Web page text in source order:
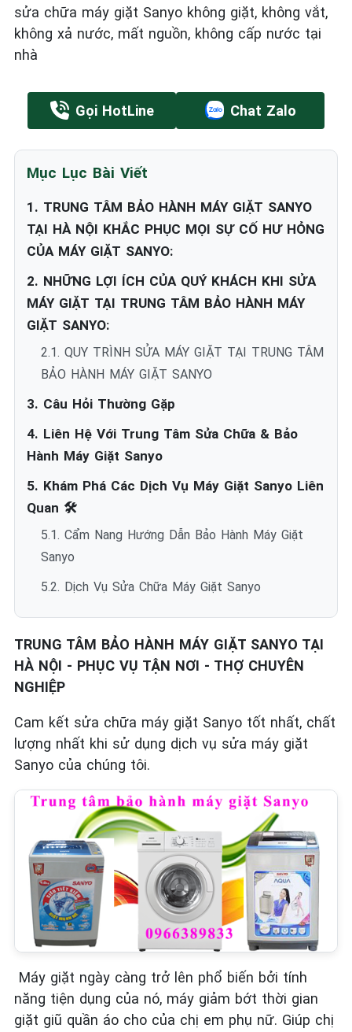
sửa chữa máy giặt Sanyo không giặt, không vắt,
không xả nước, mất nguồn, không cấp nước tại
nhà
Gọi HotLine Chat Zalo
Mục Lục Bài Viết
1. TRUNG TÂM BẢO HÀNH MÁY GIẶT SANYO
TẠI HÀ NỘI KHẮC PHỤC MỌI SỰ CỐ HƯ HỎNG
CỦA MÁY GIẶT SANYO:
2. NHỮNG LỢI ÍCH CỦA QUÝ KHÁCH KHI SỬA
MÁY GIẶT TẠI TRUNG TÂM BẢO HÀNH MÁY
GIẶT SANYO:
2.1. QUY TRÌNH SỬA MÁY GIẶT TẠI TRUNG TÂM
BẢO HÀNH MÁY GIẶT SANYO
3. Câu Hỏi Thường Gặp
4. Liên Hệ Với Trung Tâm Sửa Chữa & Bảo
Hành Máy Giặt Sanyo
5. Khám Phá Các Dịch Vụ Máy Giặt Sanyo Liên
Quan 🛠️
5.1. Cẩm Nang Hướng Dẫn Bảo Hành Máy Giặt
Sanyo
5.2. Dịch Vụ Sửa Chữa Máy Giặt Sanyo
TRUNG TÂM BẢO HÀNH MÁY GIẶT SANYO TẠI
HÀ NỘI - PHỤC VỤ TẬN NƠI - THỢ CHUYÊN
NGHIỆP
Cam kết sửa chữa máy giặt Sanyo tốt nhất, chất
lượng nhất khi sử dụng dịch vụ sửa máy giặt
Sanyo của chúng tôi.
Máy giặt ngày càng trở lên phổ biến bởi tính
năng tiện dụng của nó, máy giảm bớt thời gian
giặt giũ quần áo cho của chị em phụ nữ. Giúp chị